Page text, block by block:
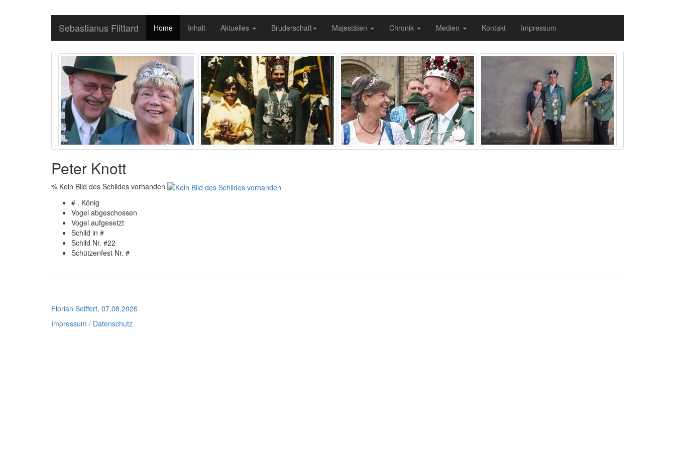
Sebastianus Flittard Home Inhalt Aktuelles Bruderschaft Majestäten Chronik Medien Kontakt Impressum
Peter Knott
% Kein Bild des Schildes vorhanden
# . König
Vogel abgeschossen
Vogel aufgesetzt
Schild in #
Schild Nr. #22
Schützenfest Nr. #
Florian Seiffert, 07.08.2026
Impressum / Datenschutz